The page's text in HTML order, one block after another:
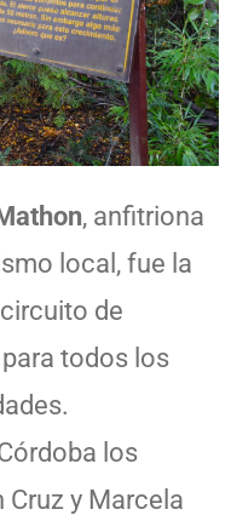
, anfitriona
local, fue la
de
todos los
los
y Marcela